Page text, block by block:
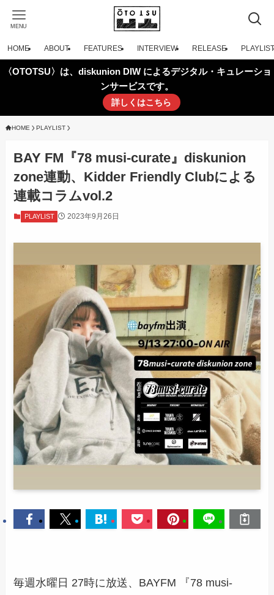
MENU
HOME ABOUT FEATURES INTERVIEW RELEASE PLAYLIST
〈OTOTSU〉は、diskunion DIW によるデジタル・キュレーショ
ンサービスです。
詳しくはこちら
HOME PLAYLIST
BAY FM『78 musi-curate』diskunion
zone連動、Kidder Friendly Clubによる
連載コラムvol.2
PLAYLIST 2023年9月26日
毎週水曜日 27時に放送、BAYFM 『78 musi-